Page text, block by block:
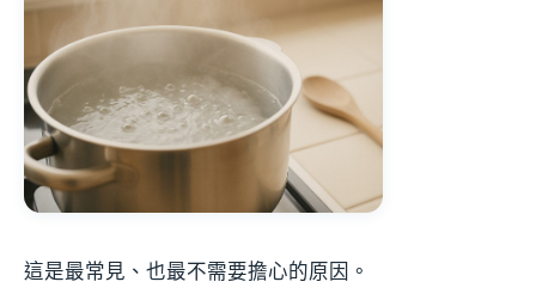
這是最常見、也最不需要擔心的原因。